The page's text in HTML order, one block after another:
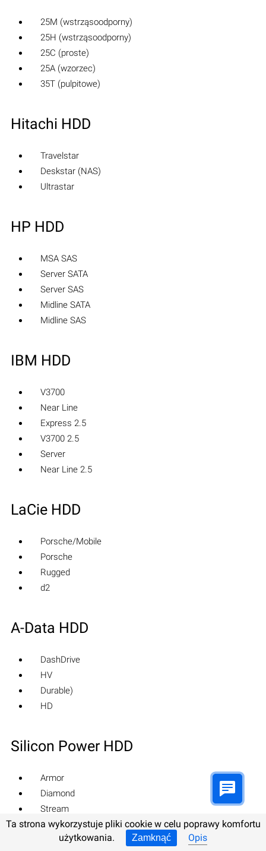
25M (wstrząsoodporny)
25H (wstrząsoodporny)
25C (proste)
25A (wzorzec)
35T (pulpitowe)
Hitachi HDD
Travelstar
Deskstar (NAS)
Ultrastar
HP HDD
MSA SAS
Server SATA
Server SAS
Midline SATA
Midline SAS
IBM HDD
V3700
Near Line
Express 2.5
V3700 2.5
Server
Near Line 2.5
LaCie HDD
Porsche/Mobile
Porsche
Rugged
d2
A-Data HDD
DashDrive
HV
Durable)
HD
Silicon Power HDD
Armor
Diamond
Stream
Ta strona wykorzystuje pliki cookie w celu poprawy komfortu
użytkowania.
Zamknąć Opis